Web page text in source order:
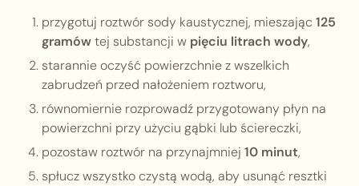
przygotuj roztwór sody kaustycznej, mieszając 125
gramówtej substancji w pięciu litrach wody,
starannie oczyść powierzchnie z wszelkich
zabrudzeń przed nałożeniem roztworu,
równomiernie rozprowadź przygotowany płyn na
powierzchni przy użyciu gąbki lub ściereczki,
pozostaw roztwór na przynajmniej 10 minut,
spłucz wszystko czystą wodą, aby usunąć resztki